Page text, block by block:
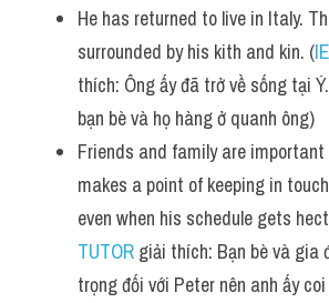
He has returned to live in Italy.
surrounded by his kith and kin. (
thích: Ông ấy đã trở về sống tại
bạn bè và họ hàng ở quanh ông)
Friends and family are
makes a point of keeping in
even when his schedule gets
TUTOR giải thích: Bạn bè và gia
trọng đối với Peter nên anh ấy